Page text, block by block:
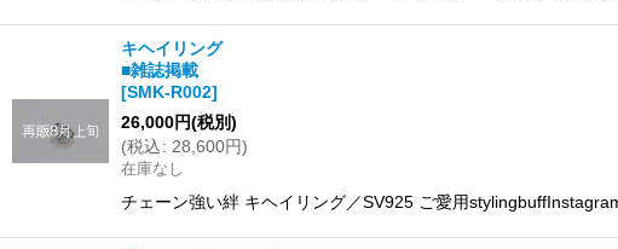
キヘイリング
■雑誌掲載
[SMK-R002]
26,000円(税別)
(税込: 28,600円)
在庫なし
チェーン強い絆 キヘイリング／SV925 ご愛用